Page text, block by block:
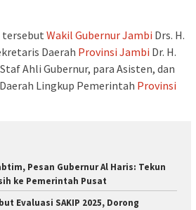
tersebut Wakil Gubernur Jambi Drs. H.
Daerah Provinsi Jambi Dr. H.
Ahli Gubernur, para Asisten, dan
Lingkup Pemerintah Provinsi
Pesan Gubernur Al Haris: Tekun
ke Pemerintah Pusat
Evaluasi SAKIP 2025, Dorong